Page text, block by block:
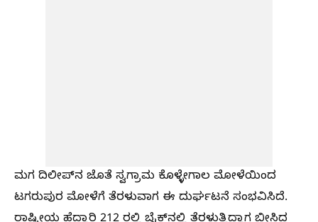
ಮಗ ದಿಲೀಪ್‌ನ ಜೊತೆ ಸ್ವಗ್ರಾಮ ಕೊಳ್ಳೇಗಾಲ ಮೋಳೆಯಿಂದ
ಟಗರುಪುರ ಮೋಳೆಗೆ ತೆರಳುವಾಗ ಈ ದುರ್ಘಟನೆ ಸಂಭವಿಸಿದೆ.